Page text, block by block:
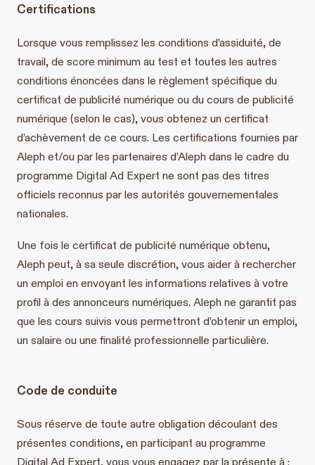
Certifications
Lorsque vous remplissez les conditions d’assiduité, de
travail, de score minimum au test et toutes les autres
conditions énoncées dans le règlement spécifique du
certificat de publicité numérique ou du cours de publicité
numérique (selon le cas), vous obtenez un certificat
d’achèvement de ce cours. Les certifications fournies par
Aleph et/ou par les partenaires d’Aleph dans le cadre du
programme Digital Ad Expert ne sont pas des titres
officiels reconnus par les autorités gouvernementales
nationales.
Une fois le certificat de publicité numérique obtenu,
Aleph peut, à sa seule discrétion, vous aider à rechercher
un emploi en envoyant les informations relatives à votre
profil à des annonceurs numériques. Aleph ne garantit pas
que les cours suivis vous permettront d’obtenir un emploi,
un salaire ou une finalité professionnelle particulière.
Code de conduite
Sous réserve de toute autre obligation découlant des
présentes conditions, en participant au programme
Digital Ad Expert, vous vous engagez par la présente à :